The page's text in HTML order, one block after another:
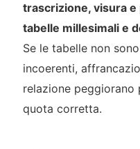
trascrizione, visura
tabelle millesimali e
Se le tabelle non
incoerenti,
relazione peggiorano
quota corretta.